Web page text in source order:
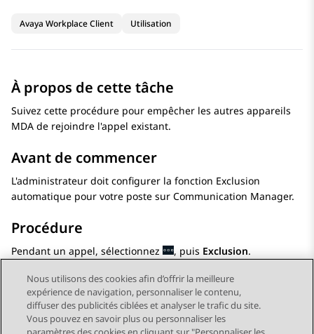
Avaya Workplace Client Utilisation
À propos de cette tâche
Suivez cette procédure pour empêcher les autres appareils
MDA de rejoindre l'appel existant.
Avant de commencer
L'administrateur doit configurer la fonction Exclusion
automatique pour votre poste sur Communication Manager.
Procédure
Pendant un appel, sélectionnez , puis Exclusion.
Send Feedback
Nous utilisons des cookies afin d’offrir la meilleure
expérience de navigation, personnaliser le contenu,
diffuser des publicités ciblées et analyser le trafic du site.
Vous pouvez en savoir plus ou personnaliser les